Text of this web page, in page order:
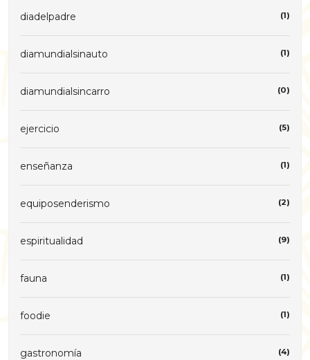
diadelpadre (1)
diamundialsinauto (1)
diamundialsincarro (0)
ejercicio (5)
enseñanza (1)
equiposenderismo (2)
espiritualidad (9)
fauna (1)
foodie (1)
gastronomía (4)